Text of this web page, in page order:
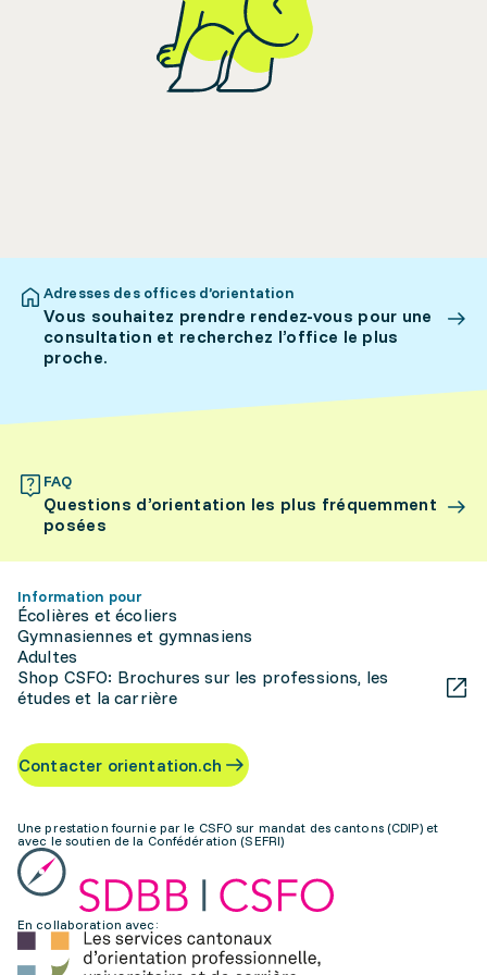
Adresses des offices d’orientation
Vous souhaitez prendre rendez-vous pour une
consultation et recherchez l’office le plus
proche.
FAQ
Questions d’orientation les plus fréquemment
posées
Information pour
Écolières et écoliers
Gymnasiennes et gymnasiens
Adultes
Shop CSFO: Brochures sur les professions, les
études et la carrière
Contacter orientation.ch
Une prestation fournie par le CSFO sur mandat des cantons (CDIP) et
avec le soutien de la Confédération (SEFRI)
En collaboration avec: